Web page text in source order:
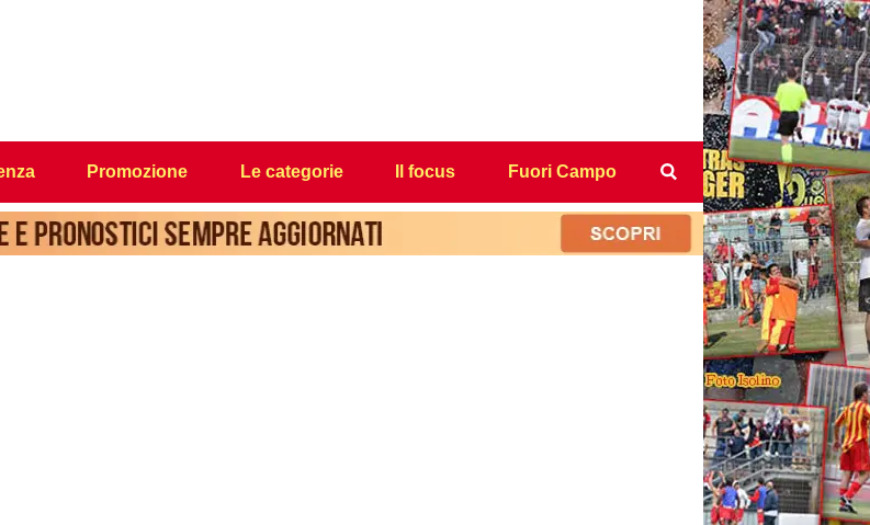
Promozione Le categorie Il focus Fuori Campo